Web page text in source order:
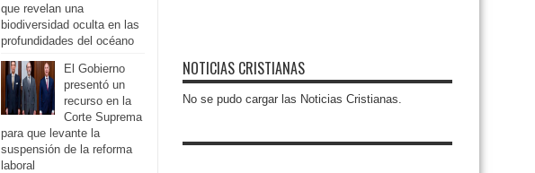
que revelan una
biodiversidad oculta en las
profundidades del océano
El Gobierno
presentó un
recurso en la
Corte Suprema
para que levante la
suspensión de la reforma
laboral
NOTICIAS CRISTIANAS
No se pudo cargar las Noticias Cristianas.